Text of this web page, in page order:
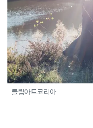
클립아트코리아